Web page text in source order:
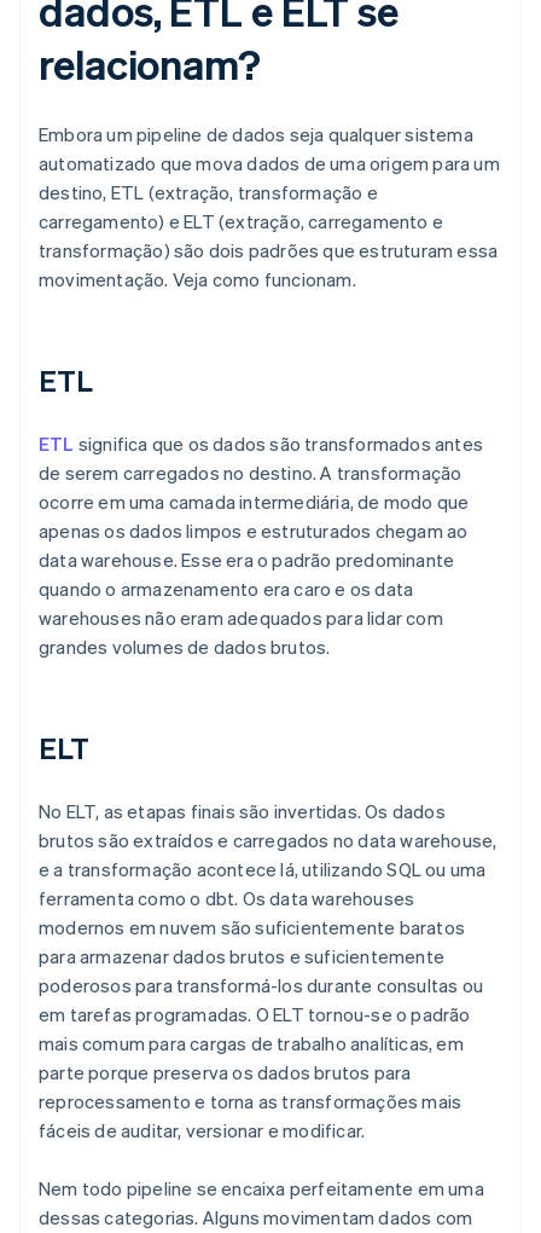
dados, ETL e ELT se
relacionam?
Embora um pipeline de dados seja qualquer sistema
automatizado que mova dados de uma origem para um
destino, ETL (extração, transformação e
carregamento) e ELT (extração, carregamento e
transformação) são dois padrões que estruturam essa
movimentação. Veja como funcionam.
ETL
ETL significa que os dados são transformados antes
de serem carregados no destino. A transformação
ocorre em uma camada intermediária, de modo que
apenas os dados limpos e estruturados chegam ao
data warehouse. Esse era o padrão predominante
quando o armazenamento era caro e os data
warehouses não eram adequados para lidar com
grandes volumes de dados brutos.
ELT
No ELT, as etapas finais são invertidas. Os dados
brutos são extraídos e carregados no data warehouse,
e a transformação acontece lá, utilizando SQL ou uma
ferramenta como o dbt. Os data warehouses
modernos em nuvem são suficientemente baratos
para armazenar dados brutos e suficientemente
poderosos para transformá-los durante consultas ou
em tarefas programadas. O ELT tornou-se o padrão
mais comum para cargas de trabalho analíticas, em
parte porque preserva os dados brutos para
reprocessamento e torna as transformações mais
fáceis de auditar, versionar e modificar.
Nem todo pipeline se encaixa perfeitamente em uma
dessas categorias. Alguns movimentam dados com